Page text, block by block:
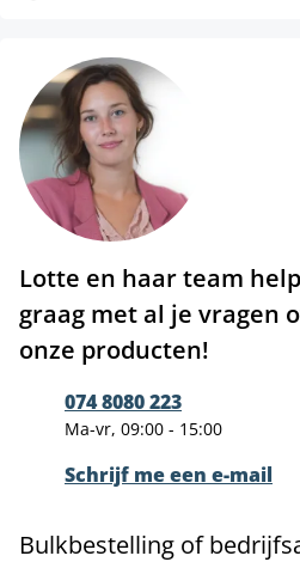
Lotte en haar team
graag met al je vragen
onze producten!
074 8080 223
Ma-vr, 09:00 - 15:00
Schrijf me een e-mail
Bulkbestelling of